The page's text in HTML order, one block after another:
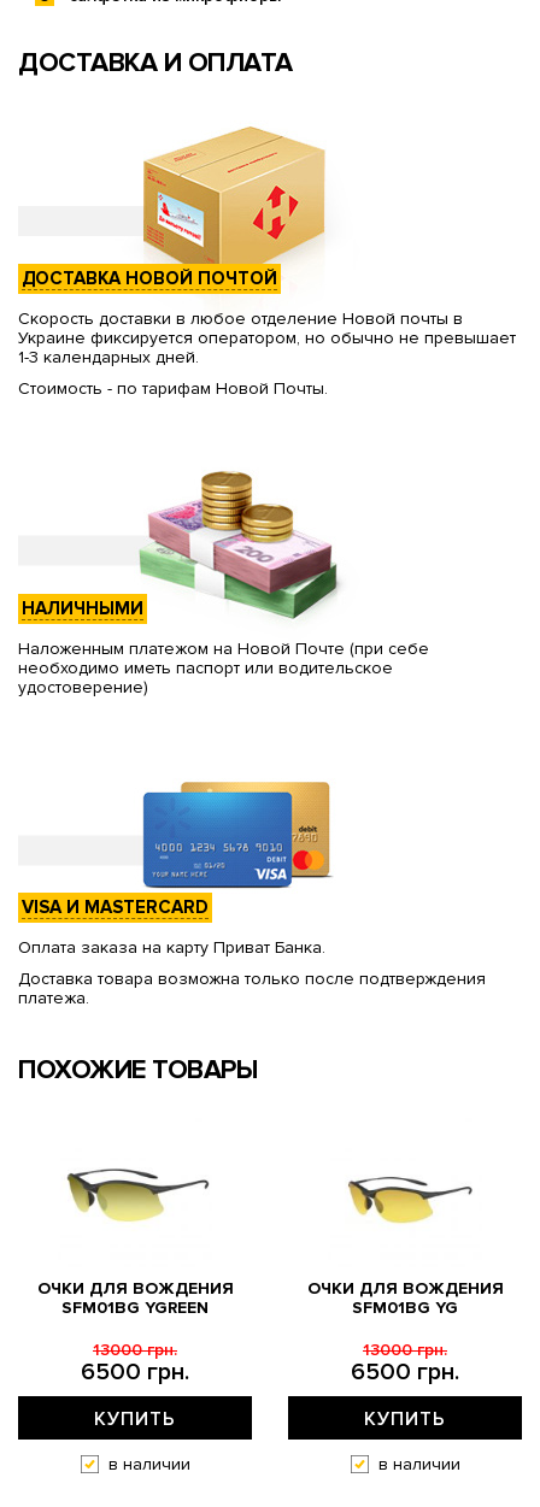
ДОСТАВКА И ОПЛАТА
ДОСТАВКА НОВОЙ ПОЧТОЙ
Скорость доставки в любое отделение Новой почты в
Украине фиксируется оператором, но обычно не превышает
1-3 календарных дней.
Стоимость - по тарифам Новой Почты.
НАЛИЧНЫМИ
Наложенным платежом на Новой Почте (при себе
необходимо иметь паспорт или водительское
удостоверение)
VISA И MASTERCARD
Оплата заказа на карту Приват Банка.
Доставка товара возможна только после подтверждения
платежа.
ПОХОЖИЕ ТОВАРЫ
ОЧКИ ДЛЯ ВОЖДЕНИЯ
SFM01BG YGREEN
6500 грн.
13000 грн.
КУПИТЬ
в наличии
ОЧКИ ДЛЯ ВОЖДЕНИЯ
SFM01BG YG
6500 грн.
13000 грн.
КУПИТЬ
в наличии